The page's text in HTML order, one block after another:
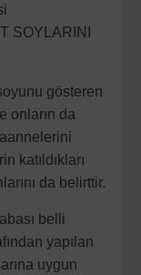
SOYLARINI
gösteren
onların da
katıldıkları
da belirttir.
belli
yapılan
uygun